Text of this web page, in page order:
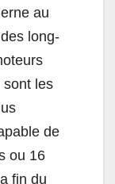
au
long-
sont les
de
ou 16
fin du